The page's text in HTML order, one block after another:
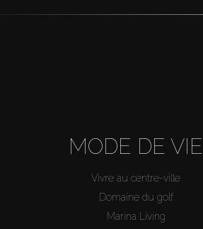
MODE DE VIE
Vivre au centre-ville
Domaine du golf
Marina Living